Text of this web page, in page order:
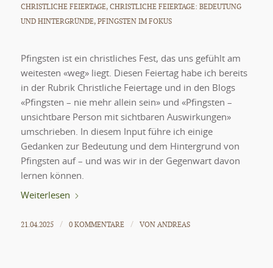
CHRISTLICHE FEIERTAGE, CHRISTLICHE FEIERTAGE: BEDEUTUNG
UND HINTERGRÜNDE, PFINGSTEN IM FOKUS
Pfingsten ist ein christliches Fest, das uns gefühlt am
weitesten «weg» liegt. Diesen Feiertag habe ich bereits
in der Rubrik Christliche Feiertage und in den Blogs
«Pfingsten – nie mehr allein sein» und «Pfingsten –
unsichtbare Person mit sichtbaren Auswirkungen»
umschrieben. In diesem Input führe ich einige
Gedanken zur Bedeutung und dem Hintergrund von
Pfingsten auf – und was wir in der Gegenwart davon
lernen können.
Weiterlesen
21.04.2025 / 0 KOMMENTARE / VONANDREAS